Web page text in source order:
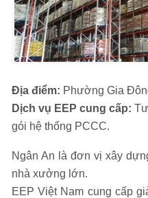
Địa điểm: Phường Gia
Dịch vụ EEP cung cấp:
gói hệ thống PCCC.
Ngân An là đơn vị xây
nhà xưởng lớn.
EEP Việt Nam cung cấp